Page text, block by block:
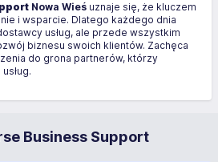
Nowa Wieś uznaje się, że kluczem
i wsparcie. Dlatego każdego dnia
usług, ale przede wszystkim
biznesu swoich klientów. Zachęca
do grona partnerów, którzy
Business Support